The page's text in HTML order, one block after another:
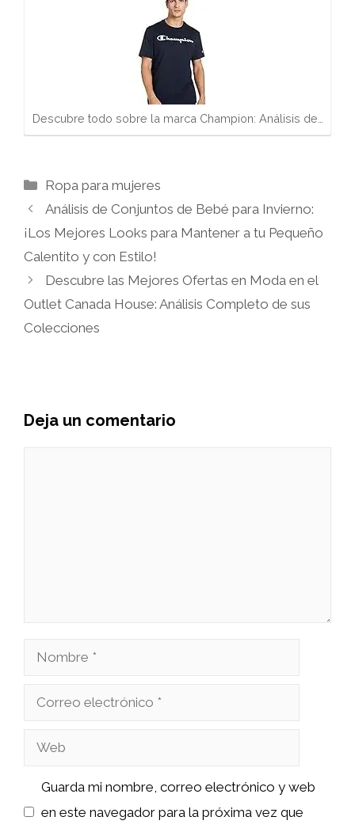
Descubre todo sobre la marca Champion: Análisis de…
Categorías
Ropa para mujeres
Análisis de Conjuntos de Bebé para Invierno:
¡Los Mejores Looks para Mantener a tu Pequeño
Calentito y con Estilo!
Descubre las Mejores Ofertas en Moda en el
Outlet Canada House: Análisis Completo de sus
Colecciones
Deja un comentario
Nombre
Correo
Web
Guarda mi nombre, correo electrónico y web
en este navegador para la próxima vez que